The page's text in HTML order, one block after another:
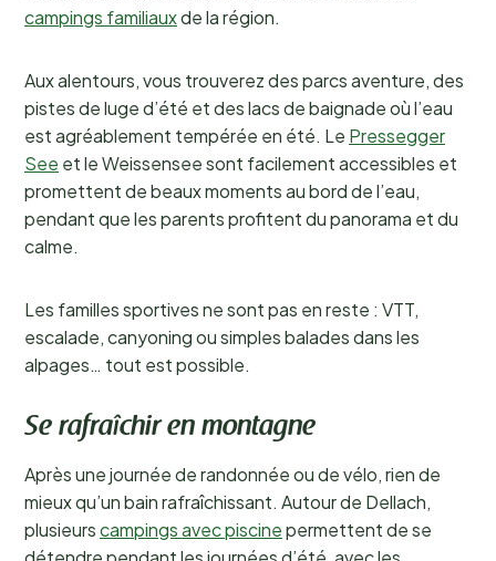
campings familiauxde la région.
Aux alentours, vous trouverez des parcs aventure, des
pistes de luge d’été et des lacs de baignade où l’eau
est agréablement tempérée en été. Le Pressegger
See et le Weissensee sont facilement accessibles et
promettent de beaux moments au bord de l’eau,
pendant que les parents profitent du panorama et du
calme.
Les familles sportives ne sont pas en reste : VTT,
escalade, canyoning ou simples balades dans les
alpages… tout est possible.
Se rafraîchir en montagne
Après une journée de randonnée ou de vélo, rien de
mieux qu’un bain rafraîchissant. Autour de Dellach,
plusieurscampings avec piscinepermettent de se